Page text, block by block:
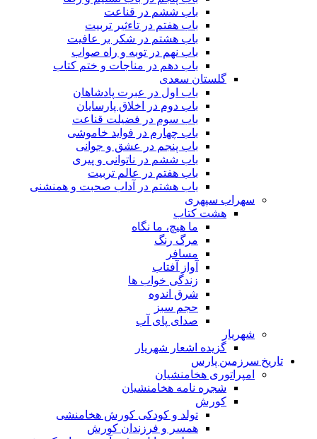
باب ششم در قناعت
باب هفتم در تاءثیر تربیت
باب هشتم در شکر بر عافیت
باب نهم در توبه و راه صواب
باب دهم در مناجات و ختم کتاب
گلستان سعدی
باب اول در عبرت پادشاهان
باب دوم در اخلاق پارسایان
باب سوم در فضیلت قناعت
باب چهارم در فواید خاموشى
باب پنجم در عشق و جوانى
باب ششم در ناتوانى و پیرى
باب هفتم در عالم تربیت
باب هشتم در آداب صحبت و همنشنى
سهراب سپهری
هشت کتاب
ما هیچ، ما نگاه
مرگ رنگ
مسافر
آواز آفتاب
زندگی خواب ها
شرق اندوه
حجم سبز
صدای پای آب
شهریار
گزیده اشعار شهریار
تاریخ سرزمین پارس
امپراتوری هخامنشیان
شجره نامه هخامنشیان
کورش
تولد و کودکی کورش هخامنشی
همسر و فرزندان کورش